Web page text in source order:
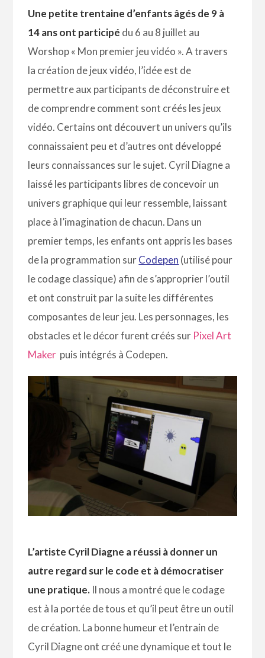
Une petite trentaine d’enfants âgés de 9 à
14 ans ont participé du 6 au 8 juillet au
Worshop « Mon premier jeu vidéo ». A travers
la création de jeux vidéo, l’idée est de
permettre aux participants de déconstruire et
de comprendre comment sont créés les jeux
vidéo. Certains ont découvert un univers qu’ils
connaissaient peu et d’autres ont développé
leurs connaissances sur le sujet. Cyril Diagne a
laissé les participants libres de concevoir un
univers graphique qui leur ressemble, laissant
place à l’imagination de chacun. Dans un
premier temps, les enfants ont appris les bases
de la programmation surCodepen (utilisé pour
le codage classique) afin de s’approprier l’outil
et ont construit par la suite les différentes
composantes de leur jeu. Les personnages, les
obstacles et le décor furent créés sur Pixel Art
Maker puis intégrés à Codepen.
L’artiste Cyril Diagne a réussi à donner un
autre regard sur le code et à démocratiser
une pratique. Il nous a montré que le codage
est à la portée de tous et qu’il peut être un outil
de création. La bonne humeur et l’entrain de
Cyril Diagne ont créé une dynamique et tout le